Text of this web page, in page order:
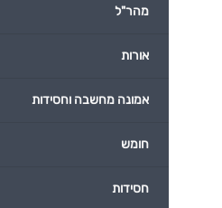
מהר"ל
אורות
אמונה מחשבה וחסידות
חומש
חסידות